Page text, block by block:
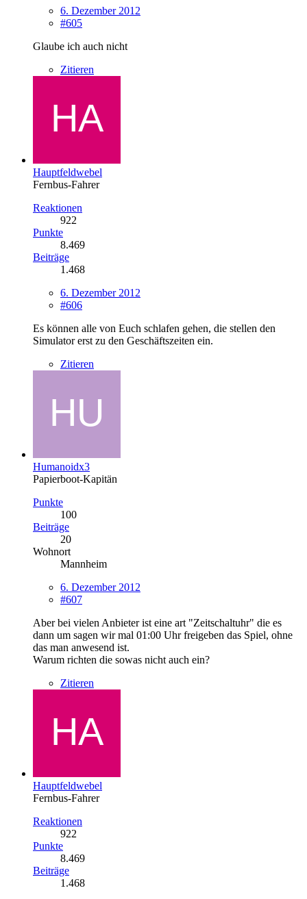
6. Dezember 2012
#605
Glaube ich auch nicht
Zitieren
Hauptfeldwebel
Fernbus-Fahrer
Reaktionen
922
Punkte
8.469
Beiträge
1.468
6. Dezember 2012
#606
Es können alle von Euch schlafen gehen, die stellen den
Simulator erst zu den Geschäftszeiten ein.
Zitieren
Humanoidx3
Papierboot-Kapitän
Punkte
100
Beiträge
20
Wohnort
Mannheim
6. Dezember 2012
#607
Aber bei vielen Anbieter ist eine art "Zeitschaltuhr" die es
dann um sagen wir mal 01:00 Uhr freigeben das Spiel, ohne
das man anwesend ist.
Warum richten die sowas nicht auch ein?
Zitieren
Hauptfeldwebel
Fernbus-Fahrer
Reaktionen
922
Punkte
8.469
Beiträge
1.468